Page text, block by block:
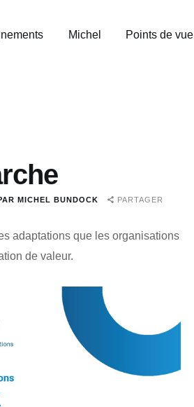
Michel Points de vue
MICHEL BUNDOCK PARTAGER
adaptations que les organisations
de valeur.